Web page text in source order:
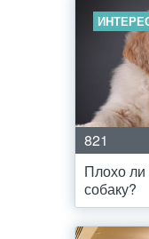
821
Плохо ли
собаку?